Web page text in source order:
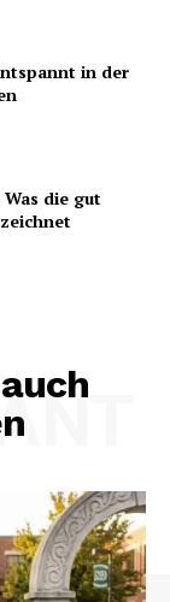
in der
die gut